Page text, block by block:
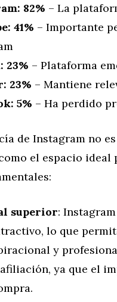
82% – La
41% – Importante
23% – Plataforma
23% – Mantiene
5% – Ha perdido
de Instagram no
el espacio
superior:
lo que
y
ya que el